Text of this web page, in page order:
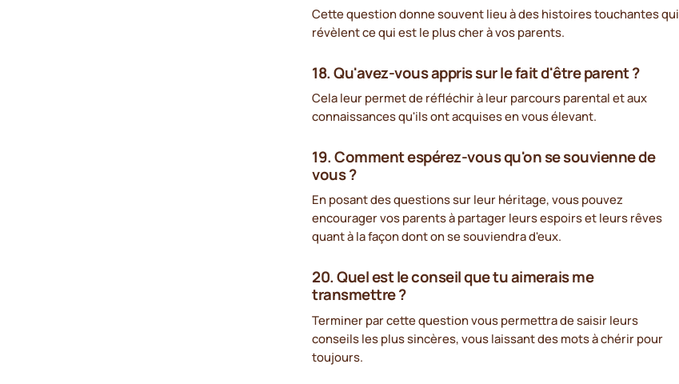
Cette question donne souvent lieu à des histoires touchantes qui
révèlent ce qui est le plus cher à vos parents.
18. Qu'avez-vous appris sur le fait d'être parent ?
Cela leur permet de réfléchir à leur parcours parental et aux
connaissances qu'ils ont acquises en vous élevant.
19. Comment espérez-vous qu'on se souvienne de
vous ?
En posant des questions sur leur héritage, vous pouvez
encourager vos parents à partager leurs espoirs et leurs rêves
quant à la façon dont on se souviendra d'eux.
20. Quel est le conseil que tu aimerais me
transmettre ?
Terminer par cette question vous permettra de saisir leurs
conseils les plus sincères, vous laissant des mots à chérir pour
toujours.